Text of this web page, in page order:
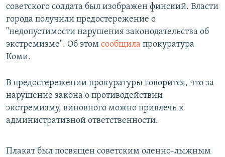
советского солдата был изображен финский. Власти
города получили предостережение о
"недопустимости нарушения законодательства об
экстремизме". Об этом сообщила прокуратура
Коми.
В предостережении прокуратуры говорится, что за
нарушение закона о противодействии
экстремизму, виновного можно привлечь к
административной ответственности.
Плакат был посвящен советским оленно-лыжным